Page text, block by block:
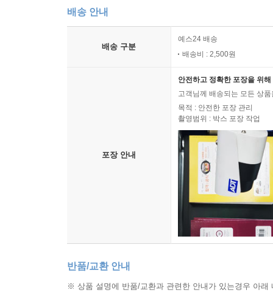
배송 안내
배송 구분
예스24 배송
배송비 : 2,500원
포장 안내
안전하고 정확한 포장을 위
고객님께 배송되는 모든 상
목적 : 안전한 포장 관리
촬영범위 : 박스 포장 작업
반품/교환 안내
※ 상품 설명에 반품/교환과 관련한 안내가 있는경우 아